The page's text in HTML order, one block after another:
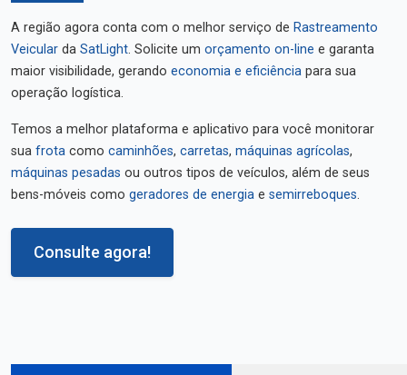
A região agora conta com o melhor serviço de Rastreamento
Veicular da SatLight. Solicite um orçamento on-line e garanta
maior visibilidade, gerando economia e eficiência para sua
operação logística.
Temos a melhor plataforma e aplicativo para você monitorar
sua frota como caminhões, carretas, máquinas agrícolas,
máquinas pesadas ou outros tipos de veículos, além de seus
bens-móveis como geradores de energia e semirreboques.
Consulte agora!